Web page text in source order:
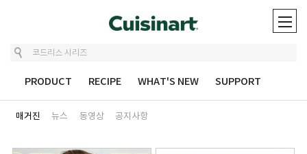
PRODUCT RECIPE WHAT'S NEW SUPPORT
매거진 뉴스 동영상 공지사항